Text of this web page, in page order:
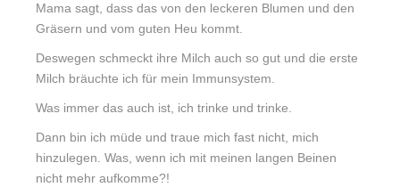
Mama sagt, dass das von den leckeren Blumen und den
Gräsern und vom guten Heu kommt.
Deswegen schmeckt ihre Milch auch so gut und die erste
Milch bräuchte ich für mein Immunsystem.
Was immer das auch ist, ich trinke und trinke.
Dann bin ich müde und traue mich fast nicht, mich
hinzulegen. Was, wenn ich mit meinen langen Beinen
nicht mehr aufkomme?!